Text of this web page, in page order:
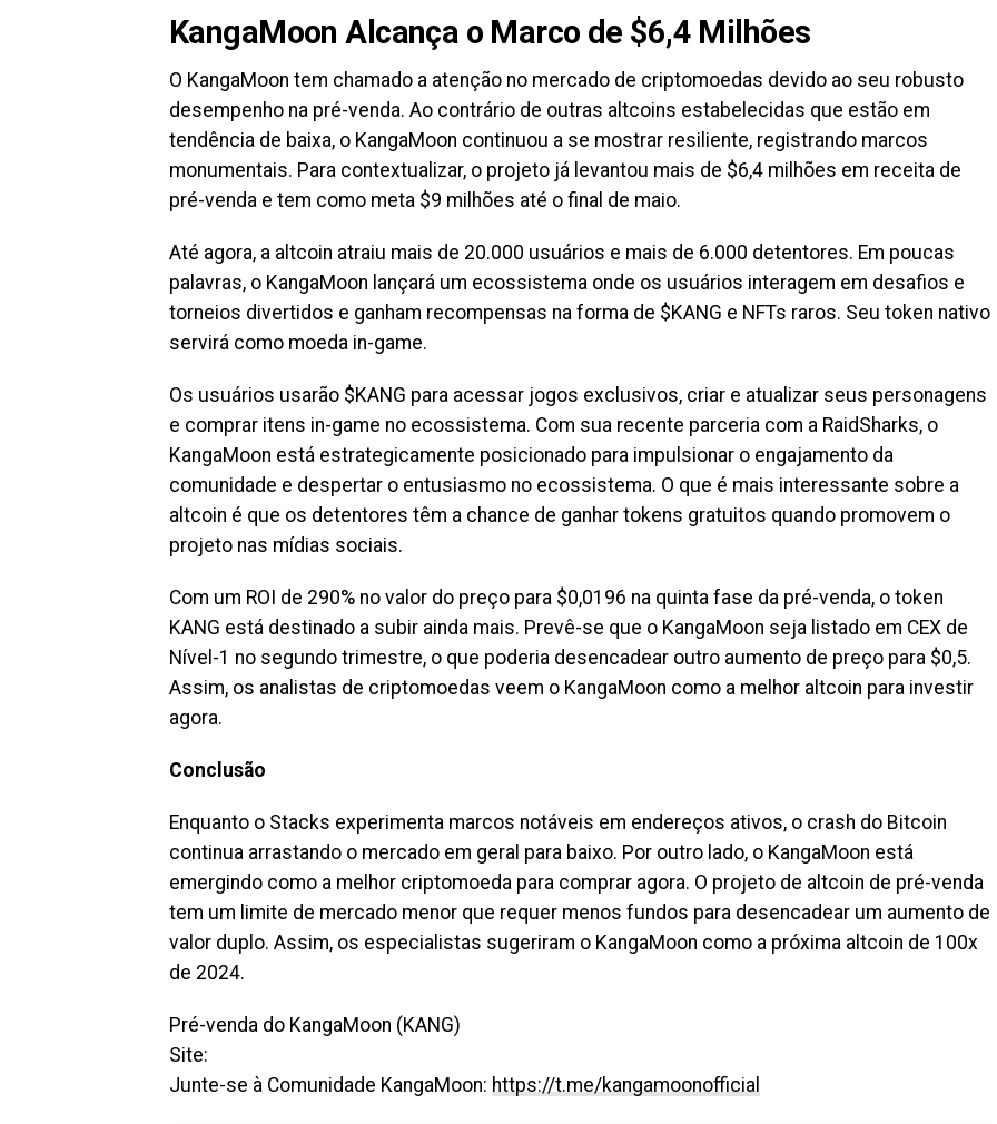
KangaMoon Alcança o Marco de $6,4 Milhões
O KangaMoon tem chamado a atenção no mercado de criptomoedas devido ao seu robusto
desempenho na pré-venda. Ao contrário de outras altcoins estabelecidas que estão em
tendência de baixa, o KangaMoon continuou a se mostrar resiliente, registrando marcos
monumentais. Para contextualizar, o projeto já levantou mais de $6,4 milhões em receita de
pré-venda e tem como meta $9 milhões até o final de maio.
Até agora, a altcoin atraiu mais de 20.000 usuários e mais de 6.000 detentores. Em poucas
palavras, o KangaMoon lançará um ecossistema onde os usuários interagem em desafios e
torneios divertidos e ganham recompensas na forma de $KANG e NFTs raros. Seu token nativo
servirá como moeda in-game.
Os usuários usarão $KANG para acessar jogos exclusivos, criar e atualizar seus personagens
e comprar itens in-game no ecossistema. Com sua recente parceria com a RaidSharks, o
KangaMoon está estrategicamente posicionado para impulsionar o engajamento da
comunidade e despertar o entusiasmo no ecossistema. O que é mais interessante sobre a
altcoin é que os detentores têm a chance de ganhar tokens gratuitos quando promovem o
projeto nas mídias sociais.
Com um ROI de 290% no valor do preço para $0,0196 na quinta fase da pré-venda, o token
KANG está destinado a subir ainda mais. Prevê-se que o KangaMoon seja listado em CEX de
Nível-1 no segundo trimestre, o que poderia desencadear outro aumento de preço para $0,5.
Assim, os analistas de criptomoedas veem o KangaMoon como a melhor altcoin para investir
agora.
Conclusão
Enquanto o Stacks experimenta marcos notáveis em endereços ativos, o crash do Bitcoin
continua arrastando o mercado em geral para baixo. Por outro lado, o KangaMoon está
emergindo como a melhor criptomoeda para comprar agora. O projeto de altcoin de pré-venda
tem um limite de mercado menor que requer menos fundos para desencadear um aumento de
valor duplo. Assim, os especialistas sugeriram o KangaMoon como a próxima altcoin de 100x
de 2024.
Pré-venda do KangaMoon (KANG)
Site:
Junte-se à Comunidade KangaMoon: https://t.me/kangamoonofficial